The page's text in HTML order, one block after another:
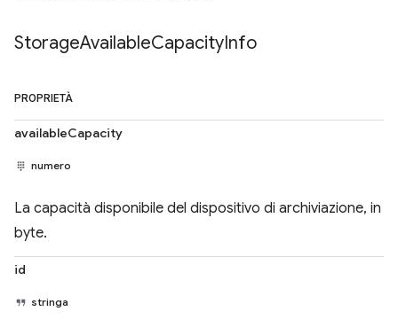
StorageAvailableCapacityInfo
PROPRIETÀ
availableCapacity
numero
La capacità disponibile del dispositivo di archiviazione, in
byte.
id
stringa